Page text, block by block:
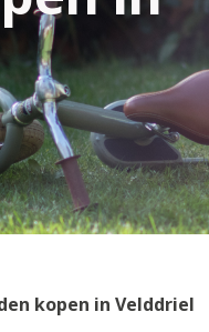
kopen in Velddriel